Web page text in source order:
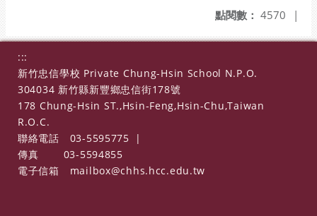
點閱數： 4570 |
:::
新竹忠信學校 Private Chung-Hsin School N.P.O.
304034 新竹縣新豐鄉忠信街178號
178 Chung-Hsin ST.,Hsin-Feng,Hsin-Chu,Taiwan
R.O.C.
聯絡電話
03-5595775
|
傳真
03-5594855
電子信箱
mailbox@chhs.hcc.edu.tw